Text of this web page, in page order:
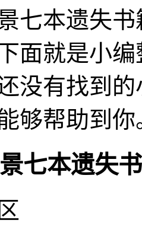
七本遗失
面就是小
没有找到
够帮助到你
七本遗失